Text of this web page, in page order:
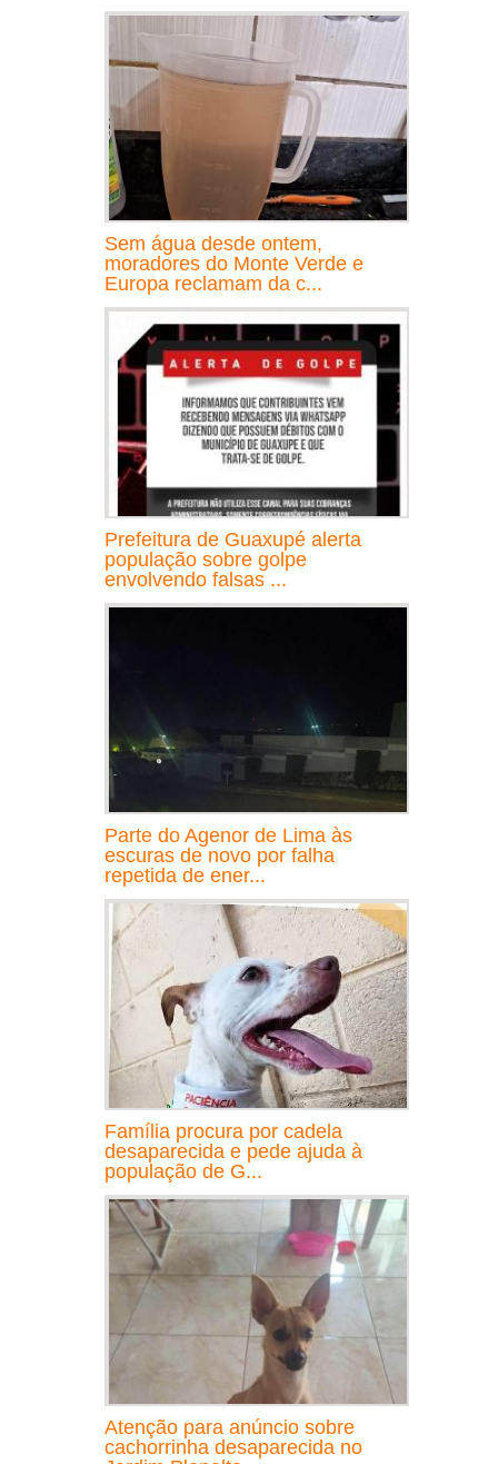
Sem água desde ontem,
moradores do Monte Verde e
Europa reclamam da c...
Prefeitura de Guaxupé alerta
população sobre golpe
envolvendo falsas ...
Parte do Agenor de Lima às
escuras de novo por falha
repetida de ener...
Família procura por cadela
desaparecida e pede ajuda à
população de G...
Atenção para anúncio sobre
cachorrinha desaparecida no